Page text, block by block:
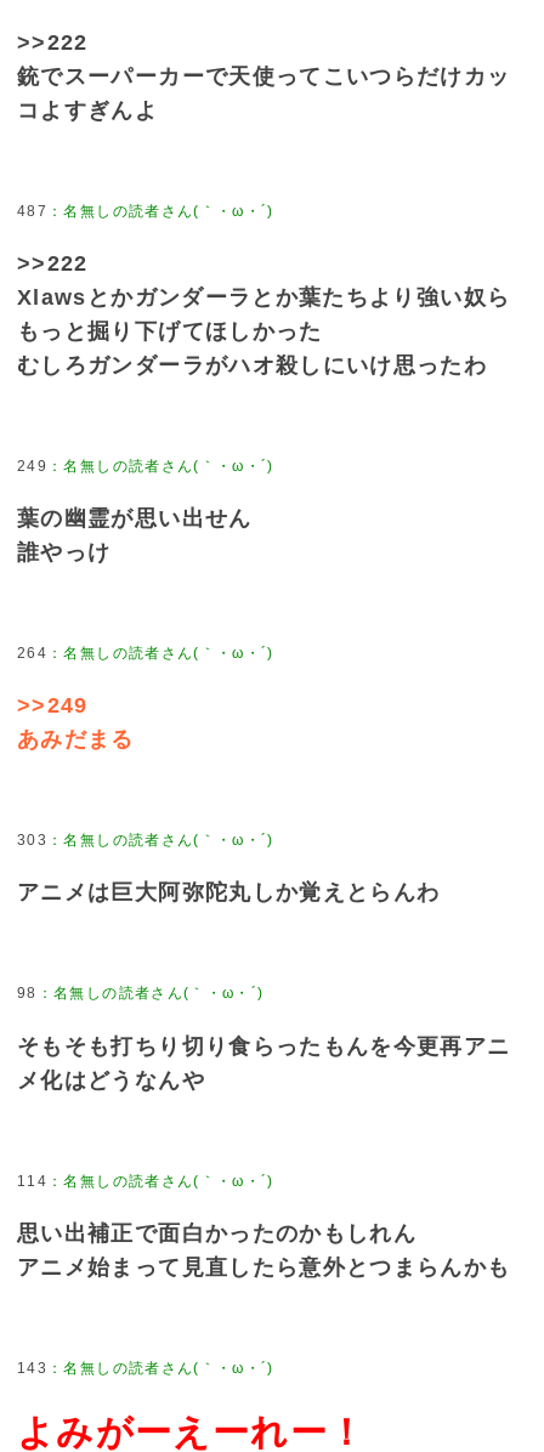
>>222
銃でスーパーカーで天使ってこいつらだけカッ
コよすぎんよ
487
>>222
Xlawsとかガンダーラとか葉たちより強い奴ら
もっと掘り下げてほしかった
むしろガンダーラがハオ殺しにいけ思ったわ
249
葉の幽霊が思い出せん
誰やっけ
264
>>249
あみだまる
303
アニメは巨大阿弥陀丸しか覚えとらんわ
98
そもそも打ちり切り食らったもんを今更再アニ
メ化はどうなんや
114
思い出補正で面白かったのかもしれん
アニメ始まって見直したら意外とつまらんかも
143
よみがーえーれー！